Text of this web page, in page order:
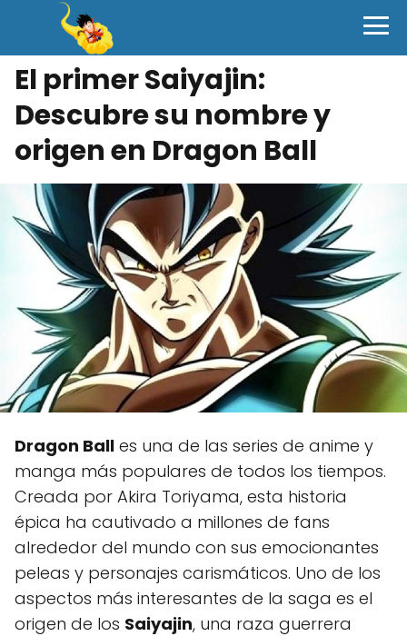
El primer Saiyajin:
Descubre su nombre y
origen en Dragon Ball
Dragon Ball es una de las series de anime y
manga más populares de todos los tiempos.
Creada por Akira Toriyama, esta historia
épica ha cautivado a millones de fans
alrededor del mundo con sus emocionantes
peleas y personajes carismáticos. Uno de los
aspectos más interesantes de la saga es el
origen de los Saiyajin, una raza guerrera